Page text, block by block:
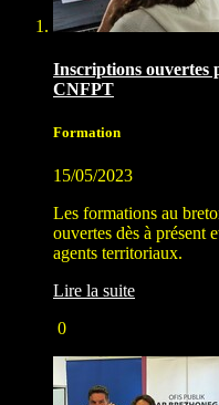
Inscriptions ouvertes
CNFPT
Formation
15/05/2023
Les formations au
ouvertes dès à présent
agents territoriaux.
Lire la suite
0